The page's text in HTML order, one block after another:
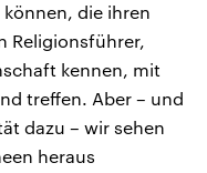
die ihren
Religionsführer,
kennen, mit
treffen. Aber – und
dazu – wir sehen
heraus